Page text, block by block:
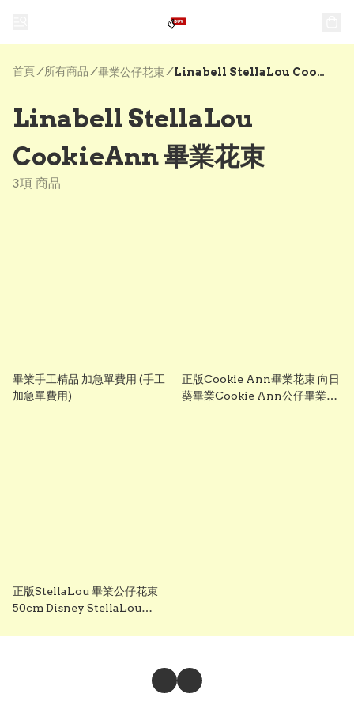
首頁/ 所有商品 /畢業公仔花束 / Linabell StellaLou CookieAnn 畢業花束
Linabell StellaLou
CookieAnn 畢業花束
3項 商品
畢業手工精品 加急單費用 (手工
加急單費用)
正版Cookie Ann畢業花束 向日
葵畢業Cookie Ann公仔畢業針
正版StellaLou 畢業公仔花束
50cm Disney StellaLou